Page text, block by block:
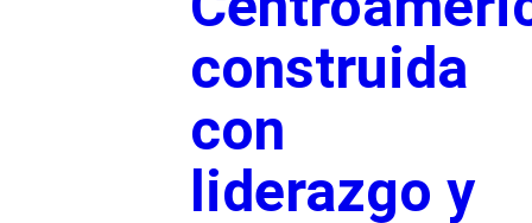
construida
con
liderazgo y